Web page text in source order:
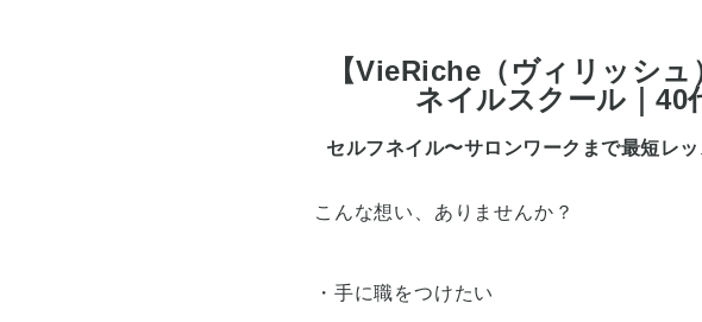
【VieRiche（ヴィリッシ
ネイルスクール｜40
セルフネイル〜サロンワークまで最短レ
こんな想い、ありませんか？
・手に職をつけたい